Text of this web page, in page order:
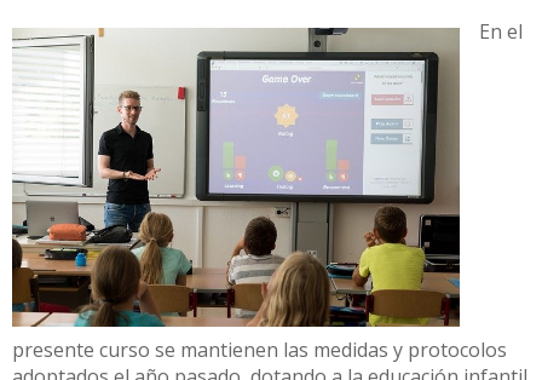
En el
presente curso se mantienen las medidas y protocolos